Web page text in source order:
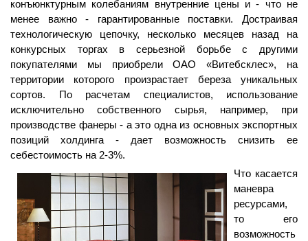
конъюнктурным колебаниям внутренние цены и - что не
менее важно - гарантированные поставки. Достраивая
технологическую цепочку, несколько месяцев назад на
конкурсных торгах в серьезной борьбе с другими
покупателями мы приобрели ОАО «Витебсклес», на
территории которого произрастает береза уникальных
сортов. По расчетам специалистов, использование
исключительно собственного сырья, например, при
производстве фанеры - а это одна из основных экспортных
позиций холдинга - дает возможность снизить ее
себестоимость на 2-3%.
Что касается
маневра
ресурсами,
то его
возможность